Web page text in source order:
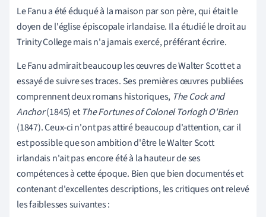
Le Fanu a été éduqué à la maison par son père, qui était le
doyen de l'église épiscopale irlandaise. Il a étudié le droit au
Trinity College mais n'a jamais exercé, préférant écrire.
Le Fanu admirait beaucoup les œuvres de Walter Scott et a
essayé de suivre ses traces. Ses premières œuvres publiées
comprennent deux romans historiques, The Cock and
Anchor(1845) et The Fortunes of Colonel Torlogh O'Brien
(1847). Ceux-ci n'ont pas attiré beaucoup d'attention, car il
est possible que son ambition d'être le Walter Scott
irlandais n'ait pas encore été à la hauteur de ses
compétences à cette époque. Bien que bien documentés et
contenant d'excellentes descriptions, les critiques ont relevé
les faiblesses suivantes :